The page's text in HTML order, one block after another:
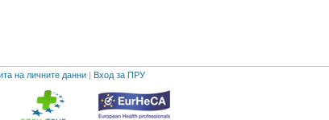
на личните данни | Вход за ПРУ